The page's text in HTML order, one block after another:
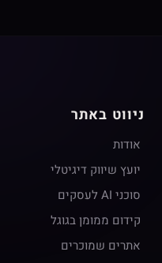
ניווט באתר
אודות
יועץ שיווק דיגיטלי
סוכני AI לעסקים
קידום ממומן בגוגל
אתרים שמוכרים